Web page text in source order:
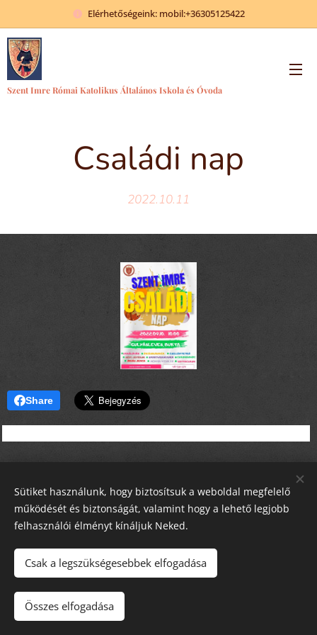
Elérhetőségeink: mobil:+36305125422
Szent Imre Római Katolikus Általános Iskola és Óvoda
Családi nap
2022.10.11
Share
Minden jog fenntartva!
Szent Imre 2026
Sütiket használunk, hogy biztosítsuk a weboldal megfelelő
működését és biztonságát, valamint hogy a lehető legjobb
felhasználói élményt kínáljuk Neked.
Csak a legszükségesebbek elfogadása
Összes elfogadása